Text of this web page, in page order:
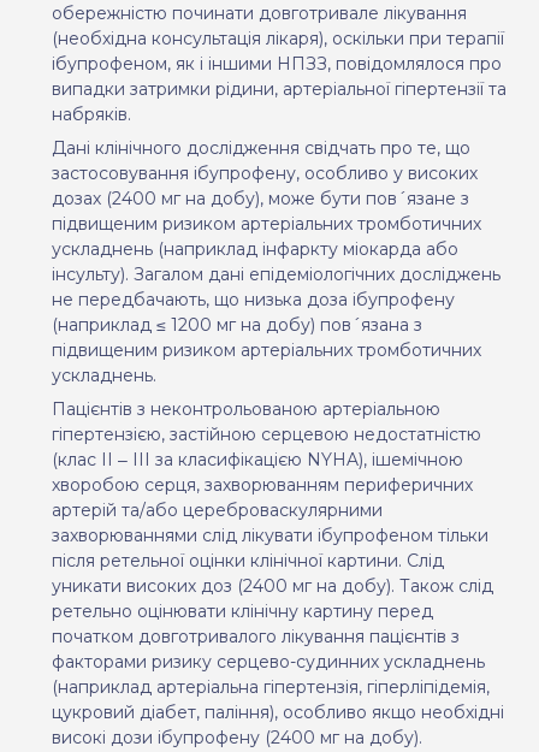
обережністю починати довготривале лікування
(необхідна консультація лікаря), оскільки при терапії
ібупрофеном, як і іншими НПЗЗ, повідомлялося про
випадки затримки рідини, артеріальної гіпертензії та
набряків.
Дані клінічного дослідження свідчать про те, що
застосовування ібупрофену, особливо у високих
дозах (2400 мг на добу), може бути пов´язане з
підвищеним ризиком артеріальних тромботичних
ускладнень (наприклад інфаркту міокарда або
інсульту). Загалом дані епідеміологічних досліджень
не передбачають, що низька доза ібупрофену
(наприклад ≤ 1200 мг на добу) пов´язана з
підвищеним ризиком артеріальних тромботичних
ускладнень.
Пацієнтів з неконтрольованою артеріальною
гіпертензією, застійною серцевою недостатністю
(клас II ‒ III за класифікацією NYHA), ішемічною
хворобою серця, захворюванням периферичних
артерій та/або цереброваскулярними
захворюваннями слід лікувати ібупрофеном тільки
після ретельної оцінки клінічної картини. Слід
уникати високих доз (2400 мг на добу). Також слід
ретельно оцінювати клінічну картину перед
початком довготривалого лікування пацієнтів з
факторами ризику серцево-судинних ускладнень
(наприклад артеріальна гіпертензія, гіперліпідемія,
цукровий діабет, паління), особливо якщо необхідні
високі дози ібупрофену (2400 мг на добу).